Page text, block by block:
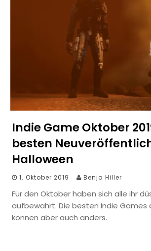
Indie Game Oktober
besten
Halloween
1. Oktober 2019 Benja Hiller
Für den Oktober haben sich alle ihr
aufbewahrt. Die besten Indie Games
können aber auch anders.